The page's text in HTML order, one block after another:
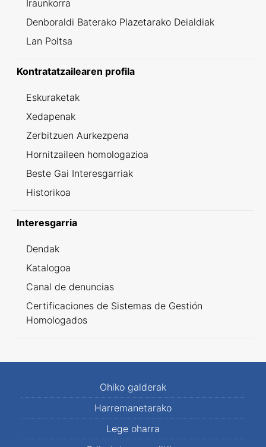
Iraunkorra
Denboraldi Baterako Plazetarako Deialdiak
Lan Poltsa
Kontratatzailearen profila
Eskuraketak
Xedapenak
Zerbitzuen Aurkezpena
Hornitzaileen homologazioa
Beste Gai Interesgarriak
Historikoa
Interesgarria
Dendak
Katalogoa
Canal de denuncias
Certificaciones de Sistemas de Gestión
Homologados
Ohiko galderak
Harremanetarako
Lege oharra